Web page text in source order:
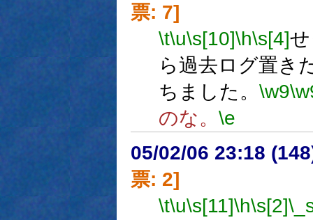
票: 7]
\t\u\s[10]\h\s[4]
ら過去ログ置き
ちました。 \w9
のな。 \e
05/02/06 23:18
票: 2]
\t\u\s[11]\h\s[2]